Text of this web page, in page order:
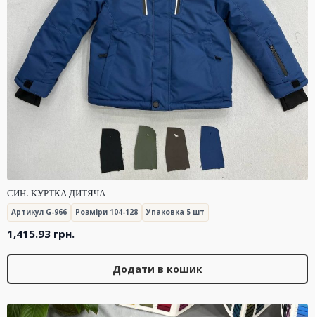
СИН. КУРТКА ДИТЯЧА
Артикул G-966 Розміри 104-128 Упаковка 5 шт
1,415.93 грн.
Додати в кошик